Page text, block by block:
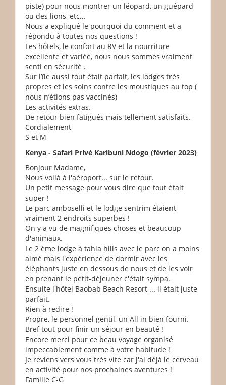
piste) pour nous montrer un léopard, un guépard
ou des lions, etc…
Nous a expliqué le pourquoi du comment et a
répondu à toutes nos questions !
Les hôtels, le confort au RV et la nourriture
excellente et variée, nous nous sommes vraiment
senti en sécurité .
Sur l’île aussi tout était parfait, les lodges très
propres et les soins contre les moustiques au top (
nous n’étions pas vaccinés)
Les activités extras.
De retour bien fatigués mais tellement satisfaits.
Cordialement
S et M
Kenya - Safari Privé Karibuni Ndogo (février 2023)
Bonjour Madame,
Nous voilà à l'aéroport... sur le retour.
Un petit message pour vous dire que tout était
super !
Le parc amboselli et le lodge sentrim étaient
vraiment 2 endroits superbes !
On y a vu de magnifiques choses et beaucoup
d'animaux.
Le 2 ème lodge à tahia hills avec le parc on a moins
aimé mais l'expérience de dormir avec les
éléphants juste en dessous de nous et de les voir
en prenant le petit-déjeuner c'était sympa.
Ensuite l'hôtel Baobab Beach Resort ... il était juste
parfait.
Rien à redire !
Propre, le personnel gentil, un All in bien fourni.
Bref tout pour finir un séjour en beauté !
Encore merci pour ce beau voyage organisé
impeccablement comme à votre habitude !
Je reviens vers vous très vite car j'ai déjà le cerveau
en activité pour nos prochaines aventures !
Famille C-G